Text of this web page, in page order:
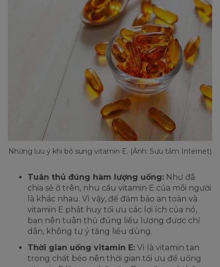
Những lưu ý khi bổ sung vitamin E. (Ảnh: Sưu tầm Internet)
Tuân thủ đúng hàm lượng uống: Như đã
chia sẻ ở trên, nhu cầu vitamin E của mỗi người
là khác nhau. Vì vậy, để đảm bảo an toàn và
vitamin E phát huy tối ưu các lợi ích của nó,
bạn nên tuân thủ đúng liều lượng được chỉ
dẫn, không tự ý tăng liều dùng.
Thời gian uống vitamin E: Vì là vitamin tan
trong chất béo nên thời gian tối ưu để uống